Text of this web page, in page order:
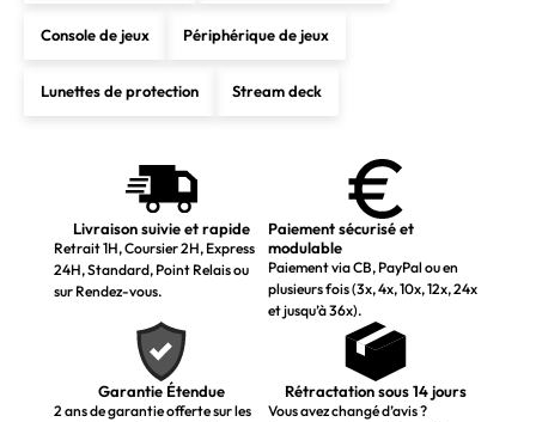
Console de jeux Périphérique de jeux
Lunettes de protection Stream deck
Livraison suivie et rapide
Retrait 1H, Coursier 2H, Express
24H, Standard, Point Relais ou
sur Rendez-vous.
Paiement sécurisé et
modulable
Paiement via CB, PayPal ou en
plusieurs fois (3x, 4x, 10x, 12x, 24x
et jusqu’à 36x).
Garantie Étendue
2 ans de garantie offerte sur les
Rétractation sous 14 jours
Vous avez changé d’avis ?